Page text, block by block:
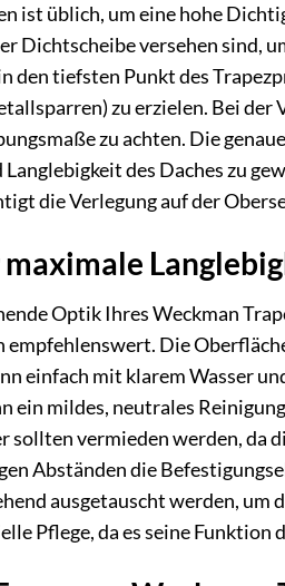
ist üblich, um eine hohe
Dichtscheibe versehen sind,
den tiefsten Punkt des
zu erzielen. Bei der
zu achten. Die
des Daches zu
die Verlegung auf der
Optik Ihres Weckman
Die
einfach mit klarem Wasser
ein mildes, neutrales
vermieden werden, da
Abständen die
ausgetauscht werden,
Pflege, da es seine